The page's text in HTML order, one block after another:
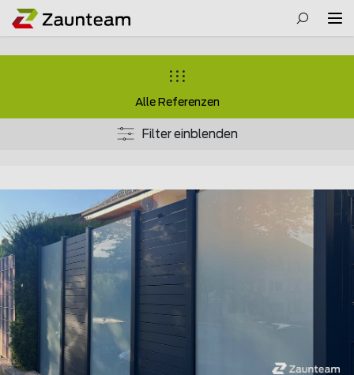
Alle Referenzen
Filter einblenden